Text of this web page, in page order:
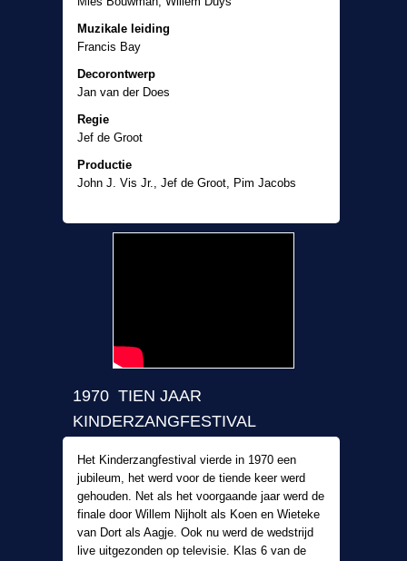
Muzikale leiding
Francis Bay
Decorontwerp
Jan van der Does
Regie
Jef de Groot
Productie
John J. Vis Jr., Jef de Groot, Pim Jacobs
1970 TIEN JAAR
KINDERZANGFESTIVAL
Het Kinderzangfestival vierde in 1970 een
jubileum, het werd voor de tiende keer werd
gehouden. Net als het voorgaande jaar werd de
finale door Willem Nijholt als Koen en Wieteke
van Dort als Aagje. Ook nu werd de wedstrijd
live uitgezonden op televisie. Klas 6 van de